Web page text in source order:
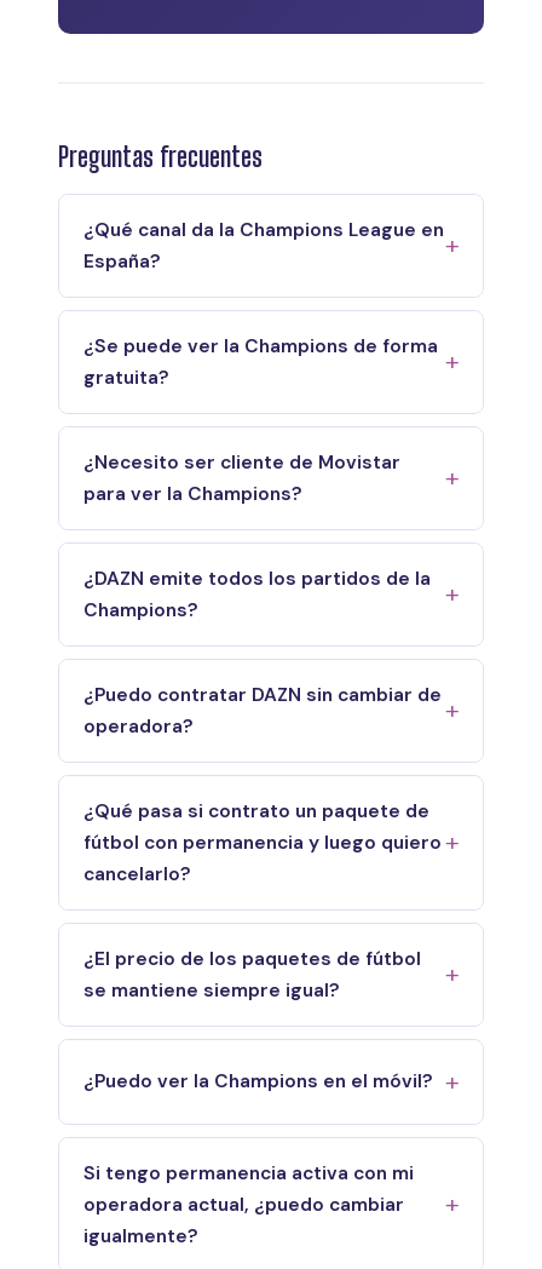
Preguntas frecuentes
¿Qué canal da la Champions League en
España?
¿Se puede ver la Champions de forma
gratuita?
¿Necesito ser cliente de Movistar
para ver la Champions?
¿DAZN emite todos los partidos de la
Champions?
¿Puedo contratar DAZN sin cambiar de
operadora?
¿Qué pasa si contrato un paquete de
fútbol con permanencia y luego quiero
cancelarlo?
¿El precio de los paquetes de fútbol
se mantiene siempre igual?
¿Puedo ver la Champions en el móvil?
Si tengo permanencia activa con mi
operadora actual, ¿puedo cambiar
igualmente?